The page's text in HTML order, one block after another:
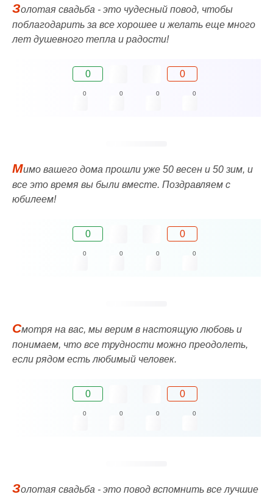
Золотая свадьба - это чудесный повод, чтобы
поблагодарить за все хорошее и желать еще много
лет душевного тепла и радости!
0 0
0 0 0 0
Мимо вашего дома прошли уже 50 весен и 50 зим, и
все это время вы были вместе. Поздравляем с
юбилеем!
0 0
0 0 0 0
Смотря на вас, мы верим в настоящую любовь и
понимаем, что все трудности можно преодолеть,
если рядом есть любимый человек.
0 0
0 0 0 0
Золотая свадьба - это повод вспомнить все лучшие